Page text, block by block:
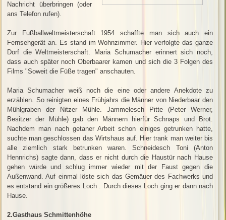
Nachricht überbringen (oder
ans Telefon rufen).
Zur Fußballweltmeisterschaft 1954 schaffte man sich auch ein
Fernsehgerät an. Es stand im Wohnzimmer. Hier verfolgte das ganze
Dorf die Weltmeisterschaft. Maria Schumacher erinnert sich noch,
dass auch später noch Oberbaarer kamen und sich die 3 Folgen des
Films "Soweit die Füße tragen" anschauten.
Maria Schumacher weiß noch die eine oder andere Anekdote zu
erzählen. So reinigten eines Frühjahrs die Männer von Niederbaar den
Mühlgraben der Nitzer Mühle. Jammelesch Pitte (Peter Werner,
Besitzer der Mühle) gab den Männern hierfür Schnaps und Brot.
Nachdem man nach getaner Arbeit schon einiges getrunken hatte,
suchte man geschlossen das Wirtshaus auf. Hier trank man weiter bis
alle ziemlich stark betrunken waren. Schneidesch Toni (Anton
Hennrichs) sagte dann, dass er nicht durch die Haustür nach Hause
gehen würde und schlug immer wieder mit der Faust gegen die
Außenwand. Auf einmal löste sich das Gemäuer des Fachwerks und
es entstand ein größeres Loch . Durch dieses Loch ging er dann nach
Hause.
2.Gasthaus Schmittenhöhe